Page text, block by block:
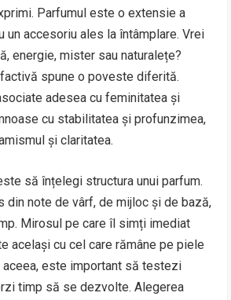
Parfumul este o extensie a
un accesoriu ales la întâmplare. Vrei
energie, mister sau naturalețe?
spune o poveste diferită.
adesea cu feminitatea și
cu stabilitatea și profunzimea,
și claritatea.
să înțelegi structura unui parfum.
din note de vârf, de mijloc și de bază,
Mirosul pe care îl simți imediat
același cu cel care rămâne pe piele
aceea, este important să testezi
timp să se dezvolte. Alegerea